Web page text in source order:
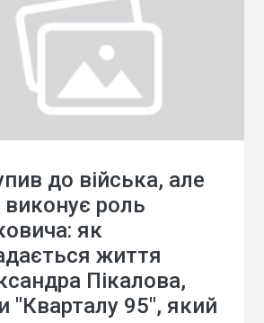
до війська, але
виконує роль
як
життя
Пікалова,
"Кварталу 95", який